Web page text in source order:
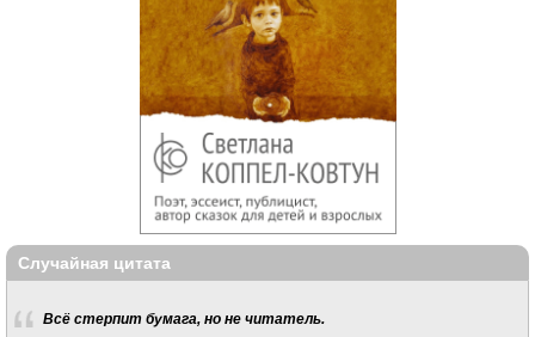
Случайная цитата
Всё стерпит бумага, но не читатель.